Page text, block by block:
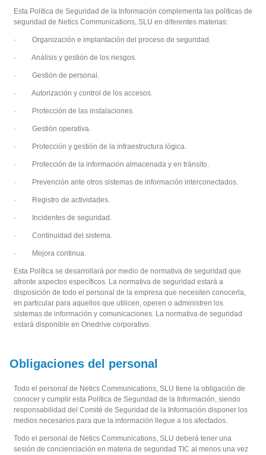
Esta Política de Seguridad de la Información complementa las políticas de
seguridad de Netics Communications, SLU en diferentes materias:
· Organización e implantación del proceso de seguridad.
· Análisis y gestión de los riesgos.
· Gestión de personal.
· Autorización y control de los accesos.
· Protección de las instalaciones.
· Gestión operativa.
· Protección y gestión de la infraestructura lógica.
· Protección de la información almacenada y en tránsito.
· Prevención ante otros sistemas de información interconectados.
· Registro de actividades.
· Incidentes de seguridad.
· Continuidad del sistema.
· Mejora continua.
Esta Política se desarrollará por medio de normativa de seguridad que
afronte aspectos específicos. La normativa de seguridad estará a
disposición de todo el personal de la empresa que necesiten conocerla,
en particular para aquellos que utilicen, operen o administren los
sistemas de información y comunicaciones. La normativa de seguridad
estará disponible en Onedrive corporativo.
Obligaciones del personal
Todo el personal de Netics Communications, SLU tiene la obligación de
conocer y cumplir esta Política de Seguridad de la Información, siendo
responsabilidad del Comité de Seguridad de la Información disponer los
medios necesarios para que la información llegue a los afectados.
Todo el personal de Netics Communications, SLU deberá tener una
sesión de concienciación en materia de seguridad TIC al menos una vez